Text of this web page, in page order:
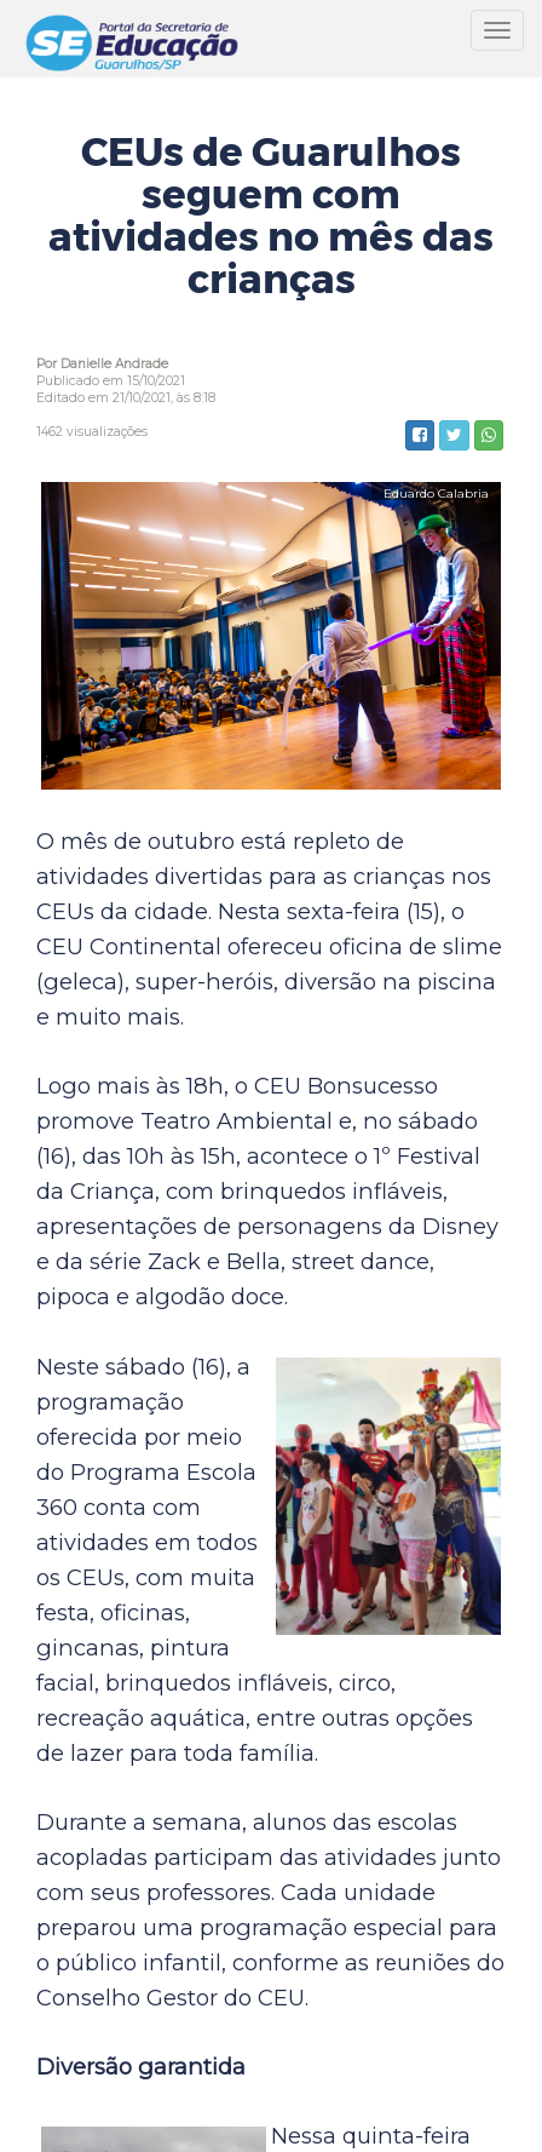
CEUs de Guarulhos
seguem com
atividades no mês das
crianças
Por Danielle Andrade
Publicado em 15/10/2021
Editado em 21/10/2021, às 8:18
1462 visualizações
O mês de outubro está repleto de
atividades divertidas para as crianças nos
CEUs da cidade. Nesta sexta-feira (15), o
CEU Continental ofereceu oficina de slime
(geleca), super-heróis, diversão na piscina
e muito mais.
Logo mais às 18h, o CEU Bonsucesso
promove Teatro Ambiental e, no sábado
(16), das 10h às 15h, acontece o 1º Festival
da Criança, com brinquedos infláveis,
apresentações de personagens da Disney
e da série Zack e Bella, street dance,
pipoca e algodão doce.
Neste sábado (16), a
programação
oferecida por meio
do Programa Escola
360 conta com
atividades em todos
os CEUs, com muita
festa, oficinas,
gincanas, pintura
facial, brinquedos infláveis, circo,
recreação aquática, entre outras opções
de lazer para toda família.
Durante a semana, alunos das escolas
acopladas participam das atividades junto
com seus professores. Cada unidade
preparou uma programação especial para
o público infantil, conforme as reuniões do
Conselho Gestor do CEU.
Diversão garantida
Nessa quinta-feira